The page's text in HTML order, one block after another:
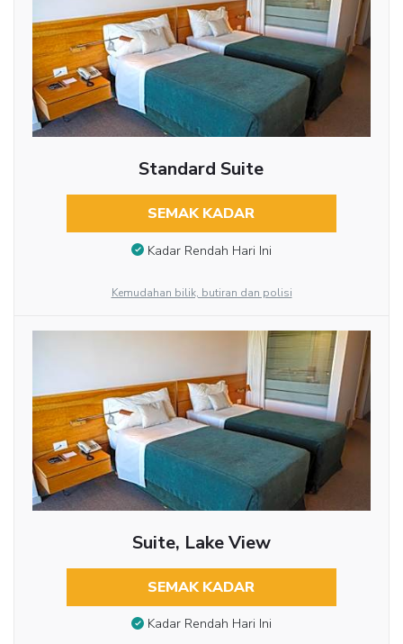
Standard Suite
SEMAK KADAR
Kadar Rendah Hari Ini
Kemudahan bilik, butiran dan polisi
Suite, Lake View
SEMAK KADAR
Kadar Rendah Hari Ini